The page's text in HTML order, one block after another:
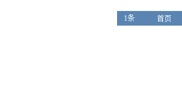
1条 首页